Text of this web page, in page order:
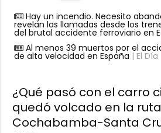
Hay un incendio. Necesito
revelan las llamadas desde los
del brutal accidente ferroviario en
Al menos 39 muertos por el
de alta velocidad en España | El Día
¿Qué pasó con el carro
quedó volcado en la ruta
Cochabamba-Santa